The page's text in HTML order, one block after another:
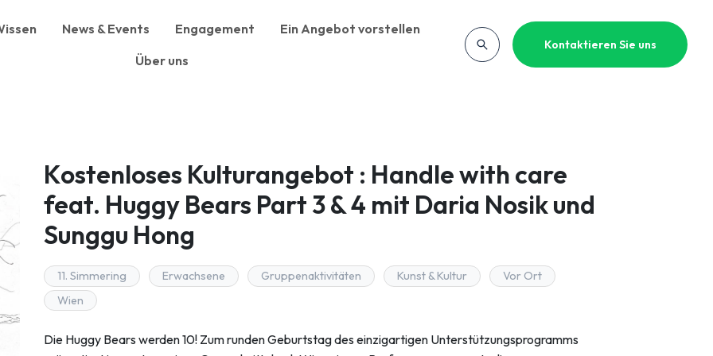
News & Events Engagement
Ein Angebot vorstellen
Über uns
Kontaktieren Sie uns
Kostenloses Kulturangebot : Handle with care
feat. Huggy Bears Part 3 & 4 mit Daria Nosik und
Sunggu Hong
11. Simmering Erwachsene Gruppenaktivitäten Kunst & Kultur
Vor Ort
Wien
Die Huggy Bears werden 10! Zum runden Geburtstag des einzigartigen Unterstützungsprogramms